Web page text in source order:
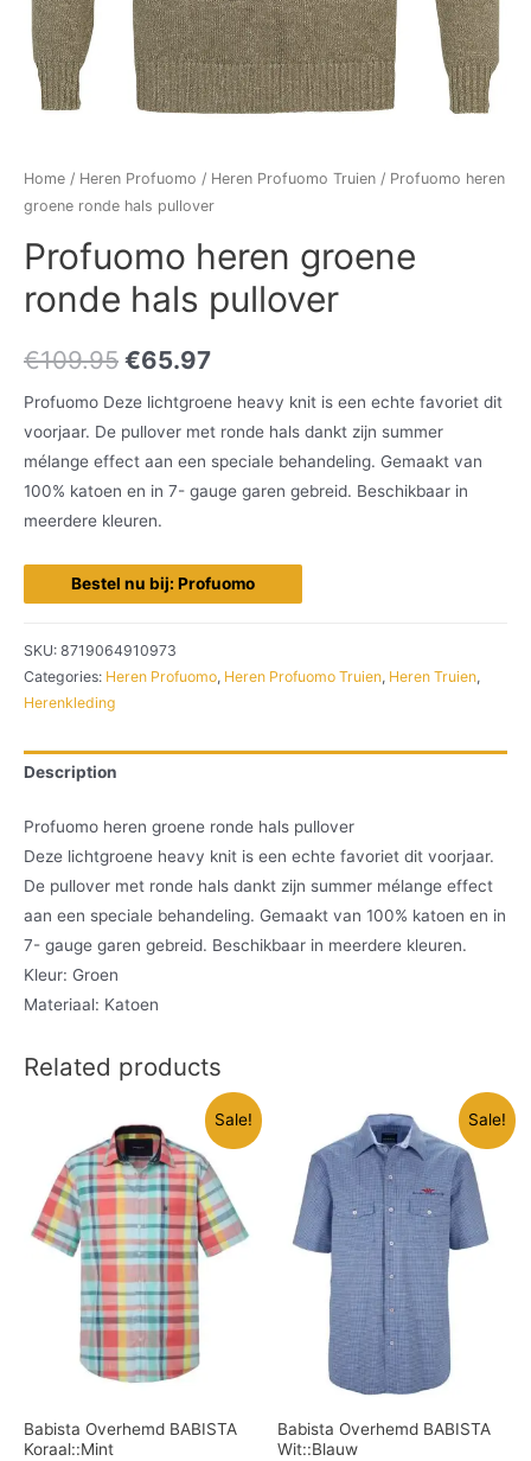
Home / Heren Profuomo / Heren Profuomo Truien / Profuomo heren
groene ronde hals pullover
Profuomo heren groene
ronde hals pullover
€109.95 €65.97
Profuomo Deze lichtgroene heavy knit is een echte favoriet dit
voorjaar. De pullover met ronde hals dankt zijn summer
mélange effect aan een speciale behandeling. Gemaakt van
100% katoen en in 7- gauge garen gebreid. Beschikbaar in
meerdere kleuren.
Bestel nu bij: Profuomo
SKU: 8719064910973
Categories: Heren Profuomo, Heren Profuomo Truien, Heren Truien,
Herenkleding
Description
Profuomo heren groene ronde hals pullover
Deze lichtgroene heavy knit is een echte favoriet dit voorjaar.
De pullover met ronde hals dankt zijn summer mélange effect
aan een speciale behandeling. Gemaakt van 100% katoen en in
7- gauge garen gebreid. Beschikbaar in meerdere kleuren.
Kleur: Groen
Materiaal: Katoen
Related products
Sale!
Babista Overhemd BABISTA
Koraal::Mint
Sale!
Babista Overhemd BABISTA
Wit::Blauw